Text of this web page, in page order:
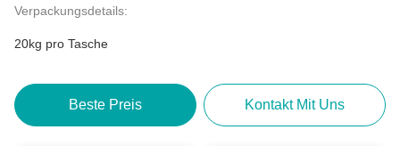
Verpackungsdetails:
20kg pro Tasche
Beste Preis Kontakt Mit Uns